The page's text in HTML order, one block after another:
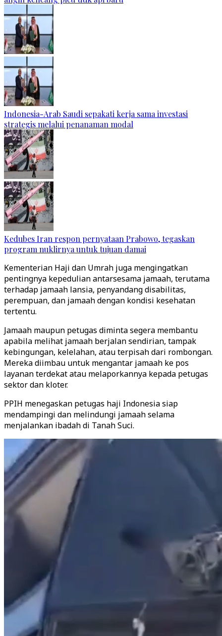
Indonesia-Arab Saudi sepakati kerja sama investasi
strategis melalui penanaman modal
Kedubes Iran respon pernyataan Prabowo, tegaskan
program nuklirnya untuk tujuan damai
Kementerian Haji dan Umrah juga mengingatkan
pentingnya kepedulian antarsesama jamaah, terutama
terhadap jamaah lansia, penyandang disabilitas,
perempuan, dan jamaah dengan kondisi kesehatan
tertentu.
Jamaah maupun petugas diminta segera membantu
apabila melihat jamaah berjalan sendirian, tampak
kebingungan, kelelahan, atau terpisah dari rombongan.
Mereka diimbau untuk mengantar jamaah ke pos
layanan terdekat atau melaporkannya kepada petugas
sektor dan kloter.
PPIH menegaskan petugas haji Indonesia siap
mendampingi dan melindungi jamaah selama
menjalankan ibadah di Tanah Suci.